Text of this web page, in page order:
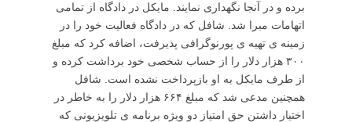
برده و در آنجا نگهداری نمایند. مایکل در دادگاه از تمامی
اتهامات مبرا شد. شافل که در دادگاه فعالیت خود را در
زمینه ی تهیه ی پورنوگرافی پذیرفت، اضافه کرد که مبلغ
۳۰۰ هزار دلار را از حساب شخصی خود برداشت کرده و
از طرف مایکل به او بازپرداخت نشده است. شافل
همچنین مدعی شد که مبلغ ۶۶۴ هزار دلار را به خاطر در
اختیار داشتن حق امتیاز دو ویژه برنامه ی تلویزیونی که